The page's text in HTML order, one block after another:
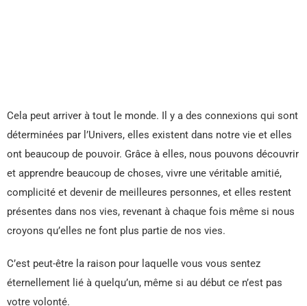
Cela peut arriver à tout le monde. Il y a des connexions qui sont
déterminées par l’Univers, elles existent dans notre vie et elles
ont beaucoup de pouvoir. Grâce à elles, nous pouvons découvrir
et apprendre beaucoup de choses, vivre une véritable amitié,
complicité et devenir de meilleures personnes, et elles restent
présentes dans nos vies, revenant à chaque fois même si nous
croyons qu’elles ne font plus partie de nos vies.
C’est peut-être la raison pour laquelle vous vous sentez
éternellement lié à quelqu’un, même si au début ce n’est pas
votre volonté.